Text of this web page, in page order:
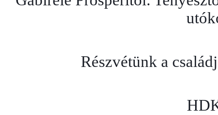
Részvétünk a